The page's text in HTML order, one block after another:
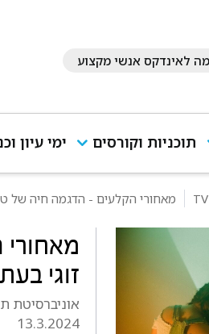
לאינדקס אנשי מקצוע
תוכניות וקורסים ימי עיון
מאחורי הקלעים - הדגמה חיה של
זוגי
אוניברסיטת
13.3.2024